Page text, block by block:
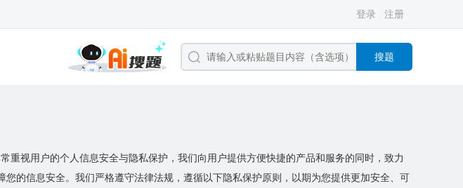
登录 注册
搜题
重视用户的个人信息安全与隐私保护，我们向用户提供方便快捷的产品和服务的同时，致力
的信息安全。我们严格遵守法律法规，遵循以下隐私保护原则，以期为您提供更加安全、可